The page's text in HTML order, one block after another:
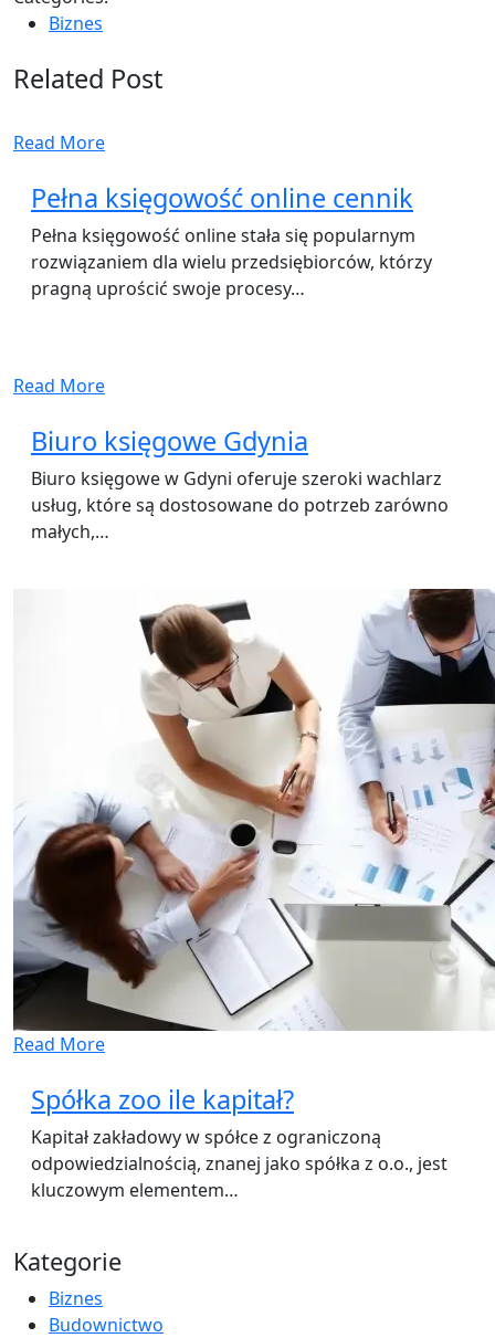
Biznes
Related Post
Read More
Pełna księgowość online cennik
Pełna księgowość online stała się popularnym
rozwiązaniem dla wielu przedsiębiorców, którzy
pragną uprościć swoje procesy…
Read More
Biuro księgowe Gdynia
Biuro księgowe w Gdyni oferuje szeroki wachlarz
usług, które są dostosowane do potrzeb zarówno
małych,…
Read More
Spółka zoo ile kapitał?
Kapitał zakładowy w spółce z ograniczoną
odpowiedzialnością, znanej jako spółka z o.o., jest
kluczowym elementem…
Kategorie
Biznes
Budownictwo